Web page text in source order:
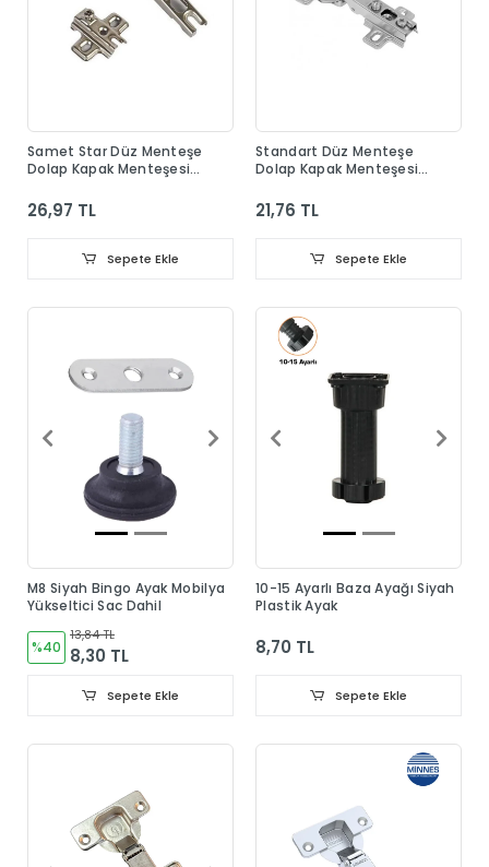
Samet Star Düz Menteşe
Dolap Kapak Menteşesi
26,97 TL
Sepete Ekle
Standart Düz Menteşe
Dolap Kapak Menteşesi
21,76 TL
Sepete Ekle
M8 Siyah Bingo Ayak Mobilya
Yükseltici Sac Dahil
%40
13,84 TL
8,30 TL
Sepete Ekle
10-15 Ayarlı Baza Ayağı Siyah
Plastik Ayak
8,70 TL
Sepete Ekle